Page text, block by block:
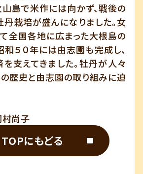
島で米作には向かず、戦後の
栽培が盛んになりました。女
全国各地に広まった大根島の
和５０年には由志園も完成し、
支えてきました。牡丹が人々
歴史と由志園の取り組みに迫
村尚子
TOPにもどる